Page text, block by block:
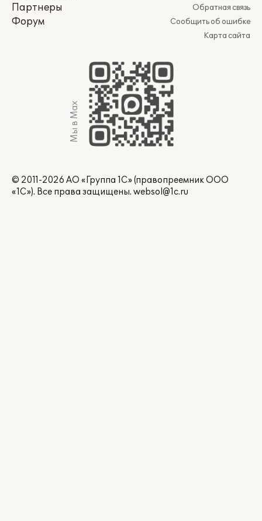
Партнеры
Форум
Обратная связь
Сообщить об ошибке
Карта сайта
Мы в Max
© 2011-2026 АО «Группа 1С» (правопреемник ООО
«1С»). Все права защищены. websol@1c.ru